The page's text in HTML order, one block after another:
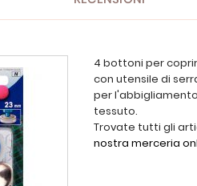
4 bottoni per
con utensile di
per
tessuto.
Trovate tutti gli
nostra merceria